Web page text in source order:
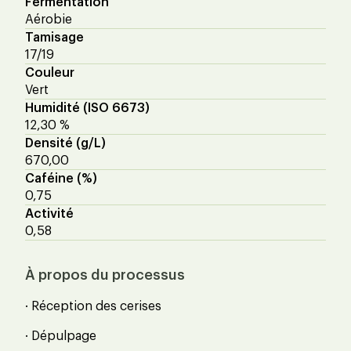
Aérobie
Tamisage
17/19
Couleur
Vert
Humidité (ISO 6673)
12,30 %
Densité (g/L)
670,00
Caféine (%)
0,75
Activité
0,58
À propos du processus
· Réception des cerises
· Dépulpage